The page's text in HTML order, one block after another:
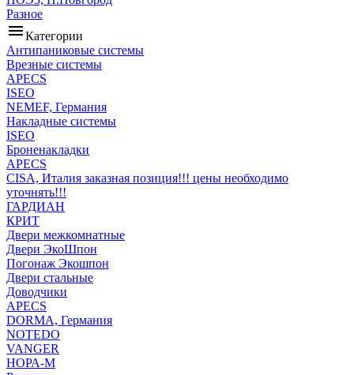
Разное
menuКатегории
Антипаниковые системы
Врезные системы
APECS
ISEO
NEMEF, Германия
Накладные системы
ISEO
Броненакладки
APECS
CISA, Италия заказная позиция!!! цены необходимо
уточнять!!!
ГАРДИАН
КРИТ
Двери межкомнатные
Двери ЭкоШпон
Погонаж Экошпон
Двери стальные
Доводчики
APECS
DORMA, Германия
NOTEDO
VANGER
НОРА-М